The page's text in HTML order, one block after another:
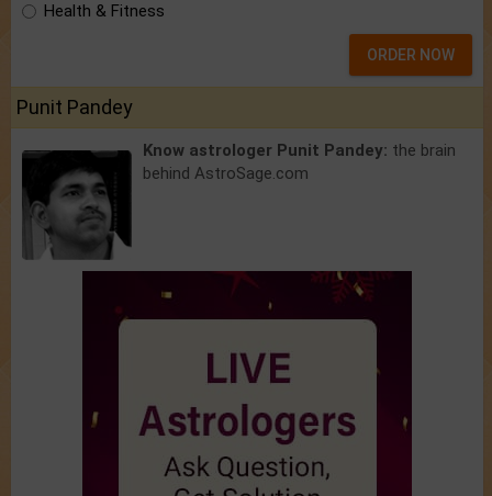
Health & Fitness
ORDER NOW
Punit Pandey
Know astrologer Punit Pandey: the brain
behind AstroSage.com